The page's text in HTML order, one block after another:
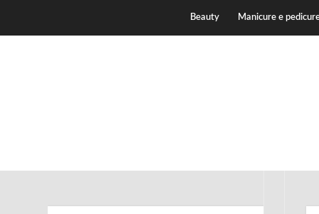
Beauty Manicure e